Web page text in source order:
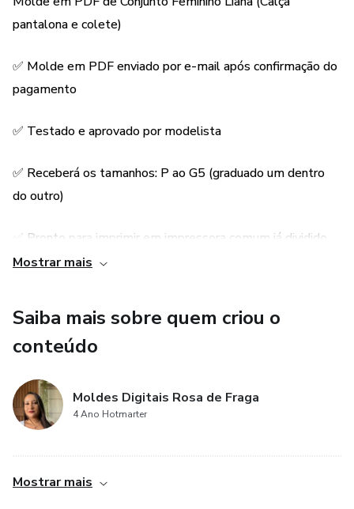
✅ Possui margem de costura
Dúvidas consulte ao vendedor! Obrigada pela preferência
pantalona e colete)
✅ Molde em PDF enviado por e-mail após confirmação do
pagamento
✅ Testado e aprovado por modelista
✅ Receberá os tamanhos: P ao G5 (graduado um dentro
do outro)
✅ Pronto para imprimir em impressora comum já dividido
em A4
técnica
✅ Possui margem de costura
Mostrar mais
Saiba mais sobre quem criou o
conteúdo
Moldes Digitais Rosa de Fraga
4 Ano Hotmarter
Mostrar mais